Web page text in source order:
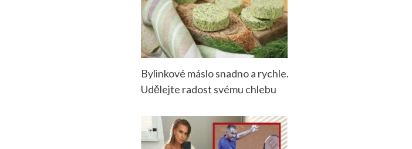
Bylinkové máslo snadno a rychle.
Udělejte radost svému chlebu